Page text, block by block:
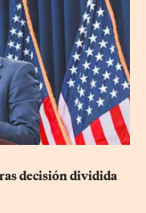
decisión dividida